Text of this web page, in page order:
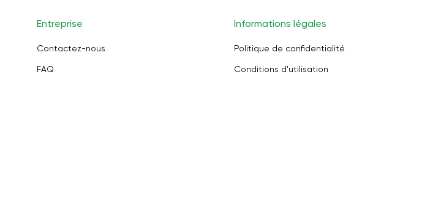
Entreprise
Contactez-nous
FAQ
Informations légales
Politique de confidentialité
Conditions d'utilisation